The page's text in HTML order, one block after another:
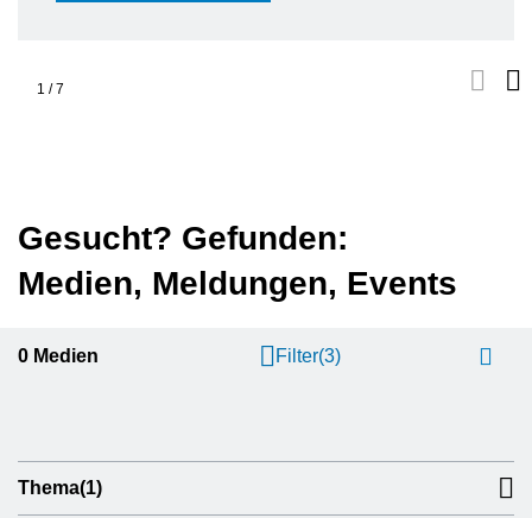
1 /7
Gesucht? Gefunden:
Medien, Meldungen, Events
0 Medien Filter(3)
Thema(1)